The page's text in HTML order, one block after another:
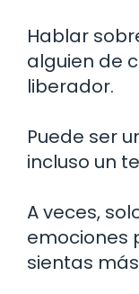
Hablar
alguien de
liberador.
Puede ser
incluso un
A veces,
emociones
sientas